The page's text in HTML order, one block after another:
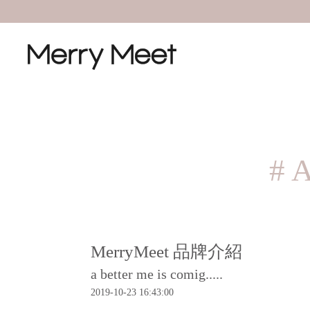
#
MerryMeet 品牌介紹
a better me is comig.....
2019-10-23 16:43:00